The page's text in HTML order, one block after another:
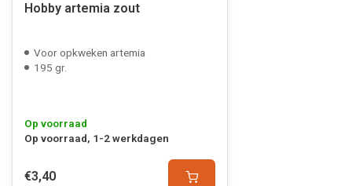
Hobby artemia zout
Voor opkweken artemia
195 gr.
Op voorraad
Op voorraad, 1-2 werkdagen
€3,40